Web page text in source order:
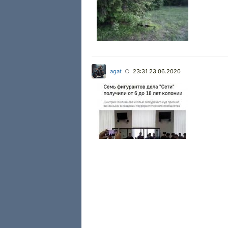
agat ○ 23:31 23.06.2020